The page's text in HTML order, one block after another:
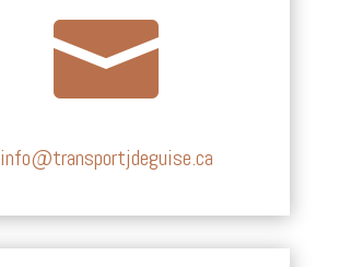

info@transportjdeguise.ca